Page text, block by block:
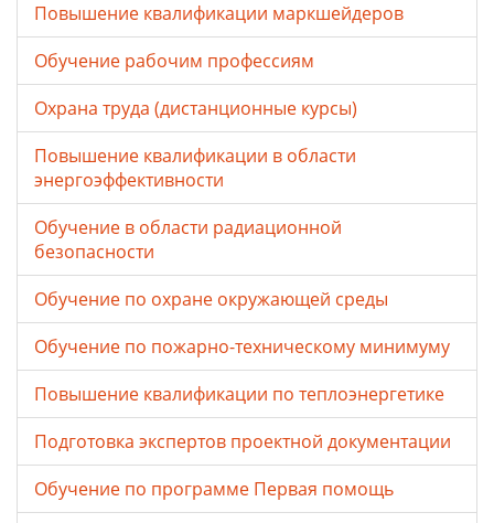
Повышение квалификации маркшейдеров
Обучение рабочим профессиям
Охрана труда (дистанционные курсы)
Повышение квалификации в области
энергоэффективности
Обучение в области радиационной
безопасности
Обучение по охране окружающей среды
Обучение по пожарно-техническому минимуму
Повышение квалификации по теплоэнергетике
Подготовка экспертов проектной документации
Обучение по программе Первая помощь